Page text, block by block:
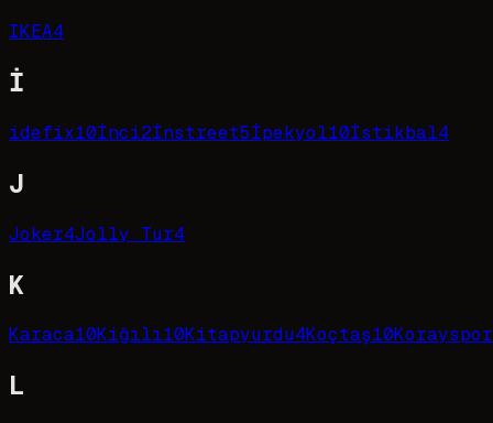
IKEA4
İ
idefix10İnci2İnstreet5İpekyol10İstikbal4
J
Joker4Jolly Tur4
K
Karaca10Kiğılı10Kitapyurdu4Koçtaş10Korayspor
L